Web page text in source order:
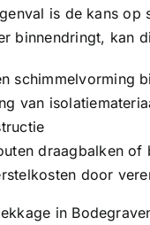
is de kans op
binnendringt, kan
schimmelvorming
van
draagbalken of
door
in